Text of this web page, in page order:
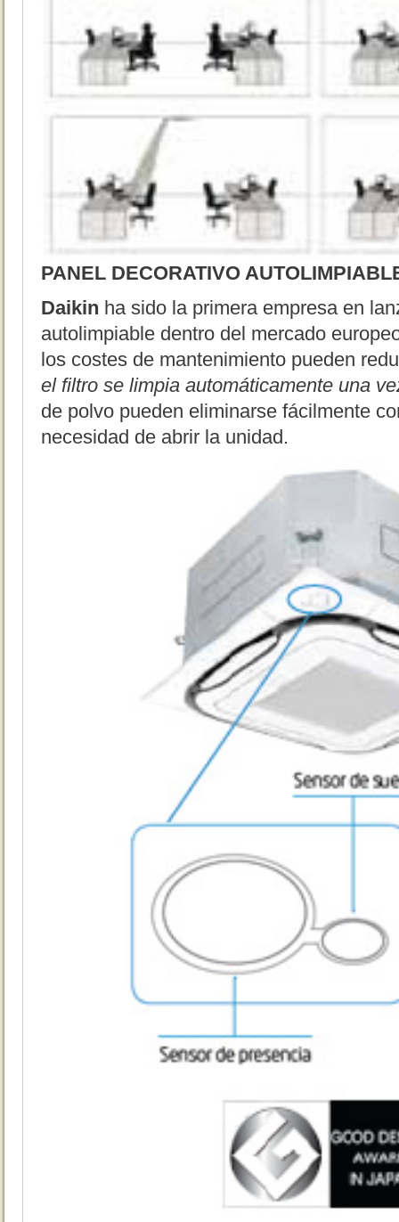
PANEL DECORATIVO
Daikin ha sido la primera empresa en
autolimpiable dentro del mercado
los costes de mantenimiento pueden
el filtro se limpia automáticamente una
de polvo pueden eliminarse fácilmente
necesidad de abrir la unidad.